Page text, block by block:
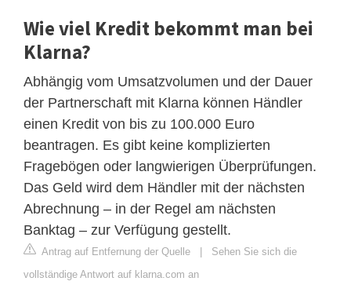
Wie viel Kredit bekommt man bei
Klarna?
Abhängig vom Umsatzvolumen und der Dauer
der Partnerschaft mit Klarna können Händler
einen Kredit von bis zu 100.000 Euro
beantragen. Es gibt keine komplizierten
Fragebögen oder langwierigen Überprüfungen.
Das Geld wird dem Händler mit der nächsten
Abrechnung – in der Regel am nächsten
Banktag – zur Verfügung gestellt.
Antrag auf Entfernung der Quelle | Sehen Sie sich die
vollständige Antwort auf klarna.com an